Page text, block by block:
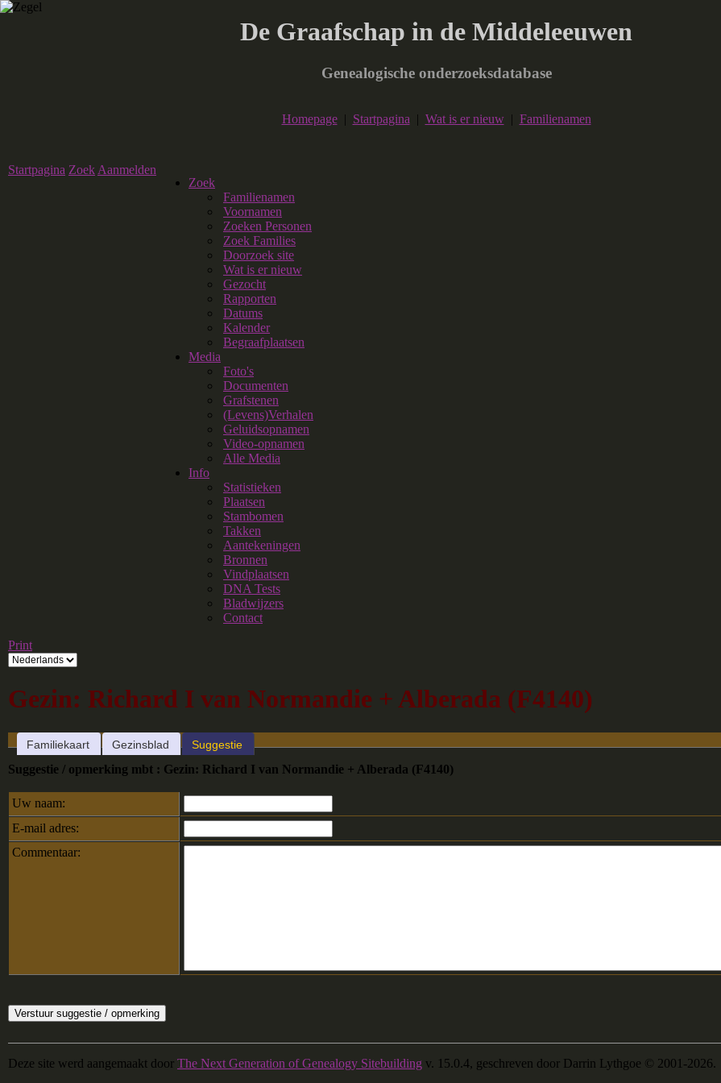
De Graafschap in de Middeleeuwen
Genealogische onderzoeksdatabase
Homepage| Startpagina | Wat is er nieuw | Familienamen
Startpagina Zoek Aanmelden
Zoek
Familienamen
Voornamen
Zoeken Personen
Zoek Families
Doorzoek site
Wat is er nieuw
Gezocht
Rapporten
Datums
Kalender
Begraafplaatsen
Media
Foto's
Documenten
Grafstenen
(Levens)Verhalen
Geluidsopnamen
Video-opnamen
Alle Media
Info
Statistieken
Plaatsen
Stambomen
Takken
Aantekeningen
Bronnen
Vindplaatsen
DNA Tests
Bladwijzers
Contact
Print
Gezin: Richard I van Normandie + Alberada (F4140)
Familiekaart Gezinsblad Suggestie
Suggestie / opmerking mbt : Gezin: Richard I van Normandie + Alberada (F4140)
Uw naam:
E-mail adres:
Commentaar:
Deze site werd aangemaakt door The Next Generation of Genealogy Sitebuilding v. 15.0.4, geschreven door Darrin Lythgoe © 2001-2026.